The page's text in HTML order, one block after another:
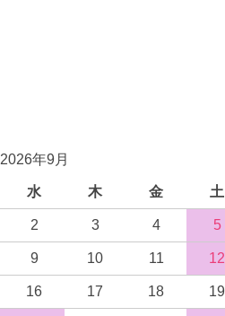
2026年9月
水 木 金 土
2 3 4 5
9 10 11 12
16 17 18 19